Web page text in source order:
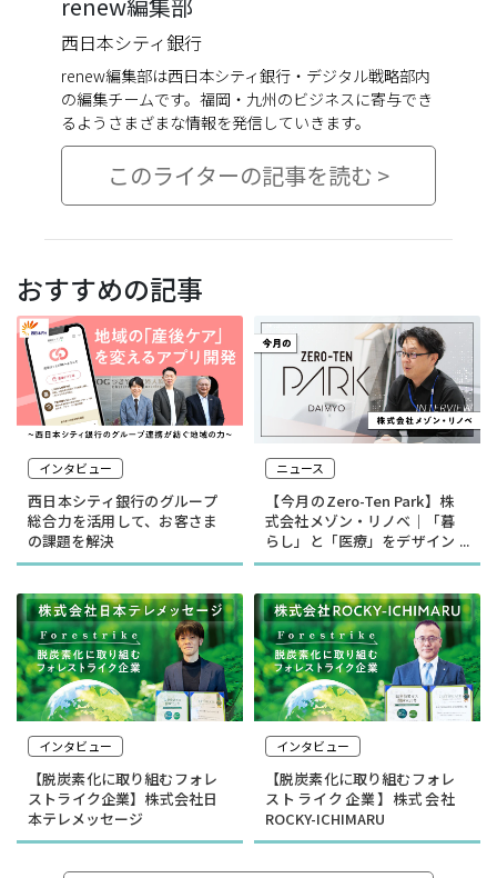
西日本シティ銀行
renew編集部は西日本シティ銀行・デジタル戦略部内
の編集チームです。福岡・九州のビジネスに寄与でき
るようさまざまな情報を発信していきます。
このライターの記事を読む >
おすすめの記事
インタビュー
西日本シティ銀行のグループ
総合力を活用して、お客さま
の課題を解決
ニュース
【今月のZero-Ten Park】株
式会社メゾン・リノベ｜「暮
らし」と「医療」をデザイン
する
インタビュー
【脱炭素化に取り組むフォレ
ストライク企業】株式会社日
本テレメッセージ
インタビュー
【脱炭素化に取り組むフォレ
ストライク企業】株式会社
ROCKY-ICHIMARU